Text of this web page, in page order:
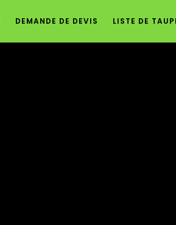
DEMANDE DE DEVIS LISTE DE